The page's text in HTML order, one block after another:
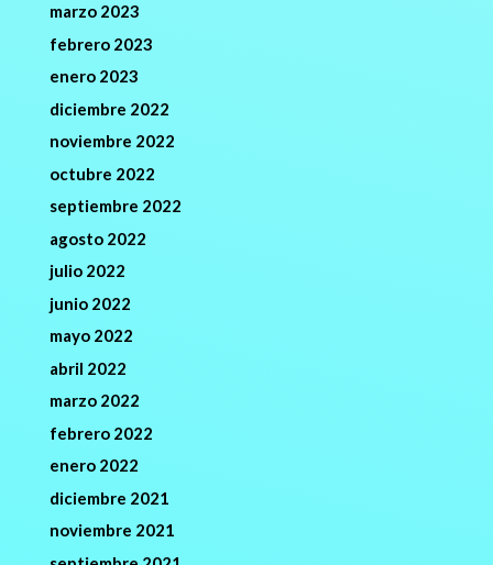
marzo 2023
febrero 2023
enero 2023
diciembre 2022
noviembre 2022
octubre 2022
septiembre 2022
agosto 2022
julio 2022
junio 2022
mayo 2022
abril 2022
marzo 2022
febrero 2022
enero 2022
diciembre 2021
noviembre 2021